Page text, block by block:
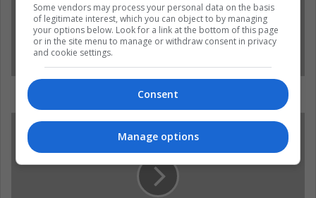
Chicharito Hernández: A modern forward?
Some vendors may process your personal data on the basis
of legitimate interest, which you can object to by managing
your options below. Look for a link at the bottom of this page
or in the site menu to manage or withdraw consent in privacy
and cookie settings.
Consent
Manage options